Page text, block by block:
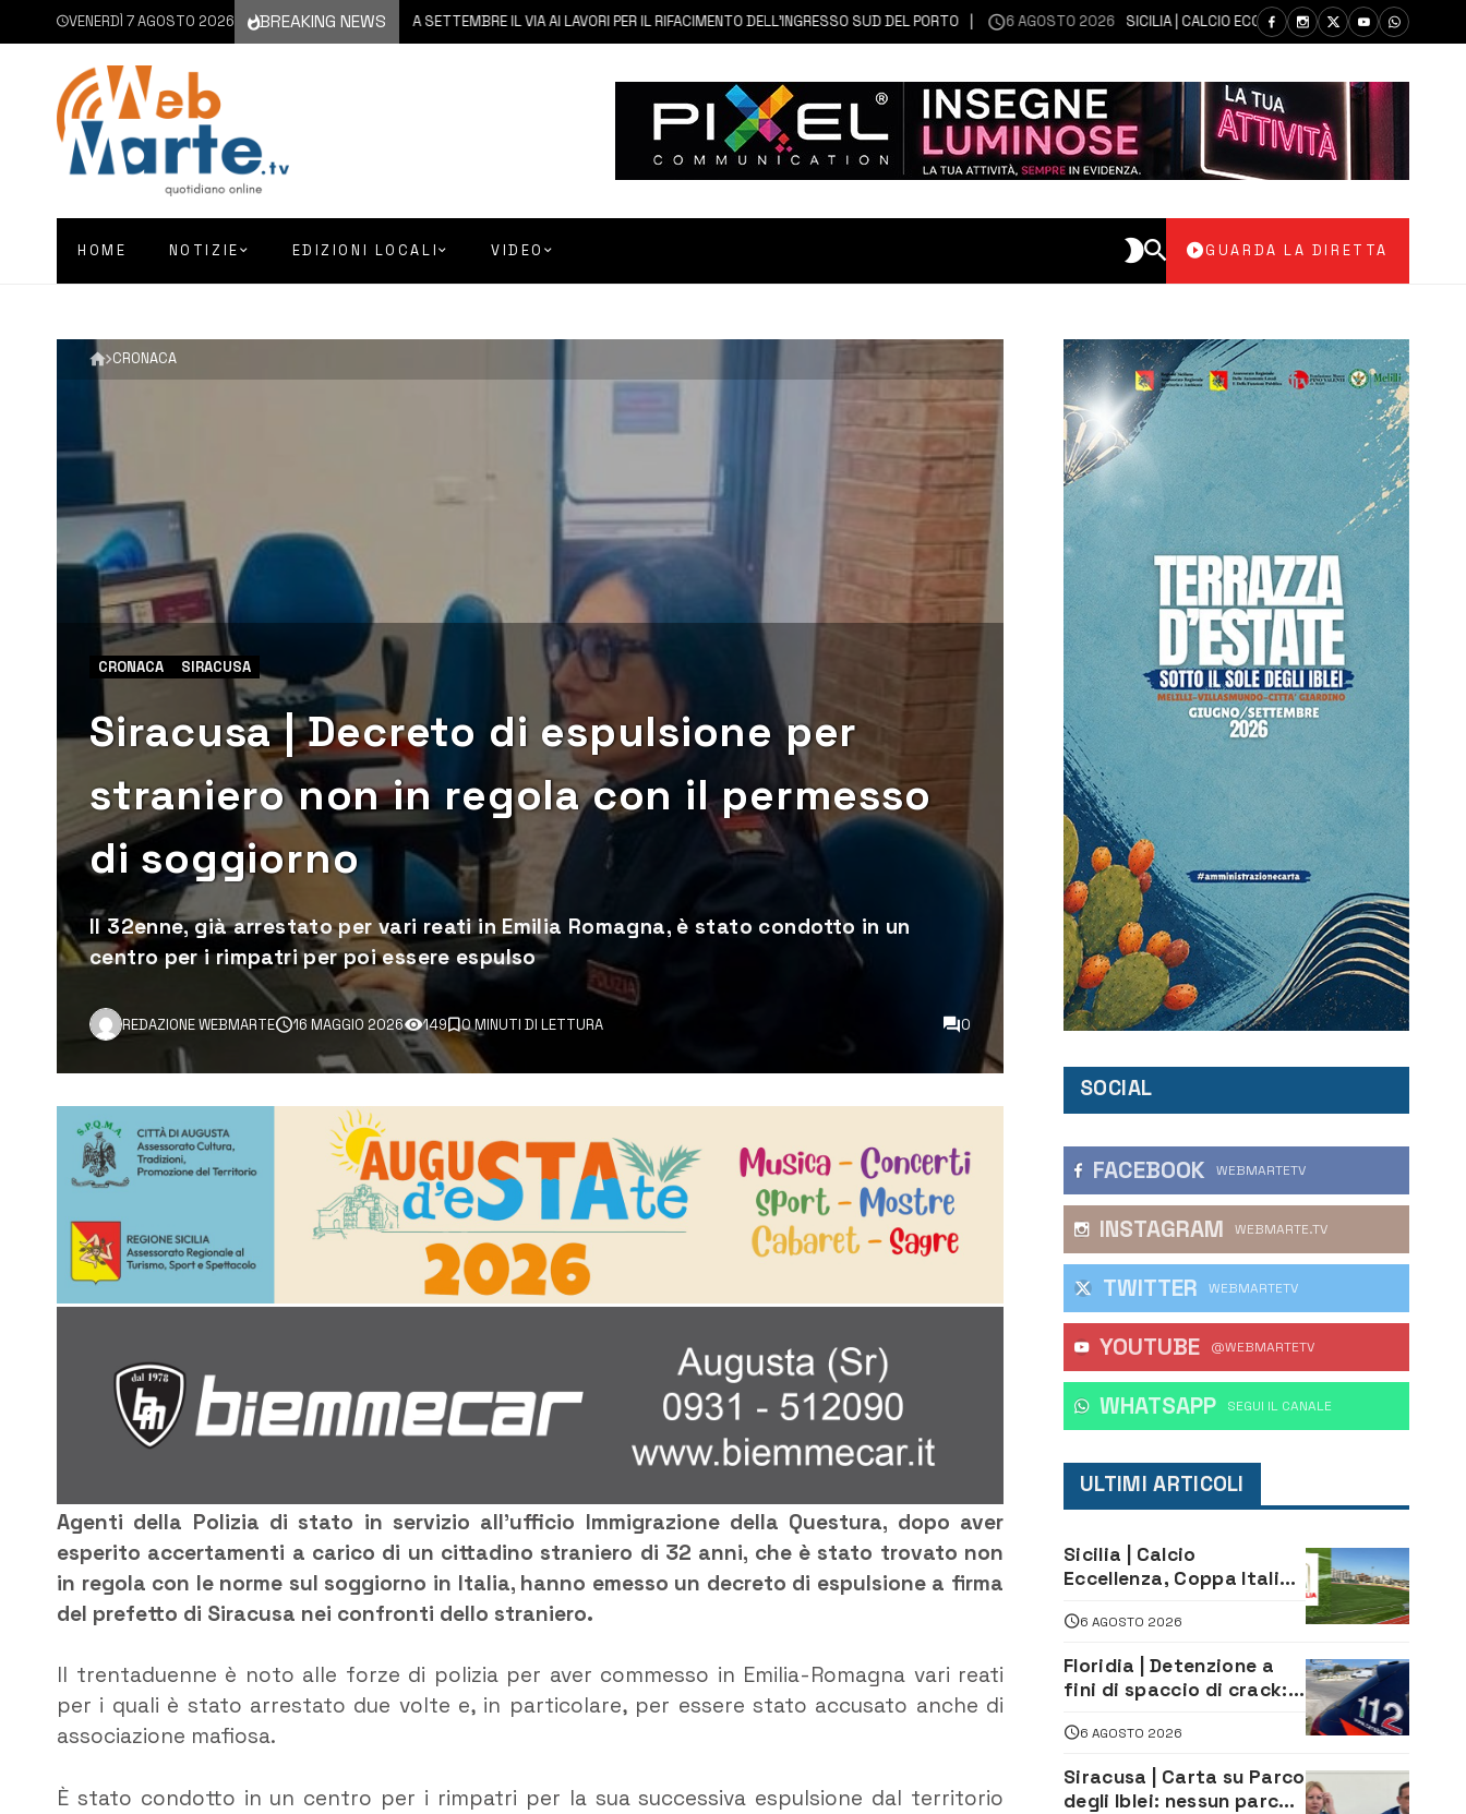
VENERDÌ 7 AGOSTO 2026 BREAKING NEWS
6 AGOSTO 2026 CATANIA | A SETTEMBRE IL VIA AI LAVORI PER IL RIFACIMENTO DELL’INGRESSO SUD DEL PORTO 6 AGOSTO 2026 SICILIA | CALCIO ECCELLENZA, COPPA ITALIA: IL 30 AGOSTO
HOME NOTIZIE EDIZIONI LOCALI VIDEO GUARDA LA DIRETTA
CRONACA
CRONACA SIRACUSA
Siracusa | Decreto di espulsione per
straniero non in regola con il permesso
di soggiorno
Il 32enne, già arrestato per vari reati in Emilia Romagna, è stato condotto in un
centro per i rimpatri per poi essere espulso
REDAZIONE WEBMARTE 16 MAGGIO 2026 149 0 MINUTI DI LETTURA 0
Agenti della Polizia di stato in servizio all’ufficio Immigrazione della Questura, dopo aver
esperito accertamenti a carico di un cittadino straniero di 32 anni, che è stato trovato non
in regola con le norme sul soggiorno in Italia, hanno emesso un decreto di espulsione a firma
del prefetto di Siracusa nei confronti dello straniero.
Il trentaduenne è noto alle forze di polizia per aver commesso in Emilia-Romagna vari reati
per i quali è stato arrestato due volte e, in particolare, per essere stato accusato anche di
associazione mafiosa.
È stato condotto in un centro per i rimpatri per la sua successiva espulsione dal territorio
SOCIAL
FACEBOOK WEBMARTETV
INSTAGRAM WEBMARTE.TV
TWITTER WEBMARTETV
YOUTUBE @WEBMARTETV
WHATSAPP ‎SEGUI IL CANALE
ULTIMI ARTICOLI
Sicilia | Calcio
Eccellenza, Coppa Italia:
andata
6 AGOSTO 2026
Floridia | Detenzione a
fini di spaccio di crack:
6 AGOSTO 2026
Siracusa | Carta su Parco
degli Iblei: nessun parco